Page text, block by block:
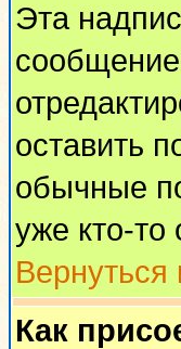
Эта
оставить
обычные
уже кто-то
Вернуться
Как